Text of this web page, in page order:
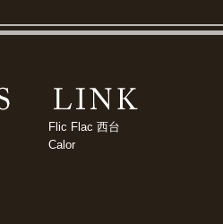
Flic Flac 西台
Calor